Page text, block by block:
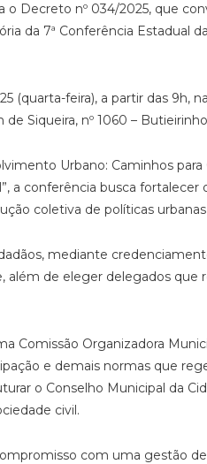
Decreto nº 034/2025, que
da 7ª Conferência Estadual
(quarta-feira), a partir das 9h,
Siqueira, nº 1060 –
Urbano: Caminhos para
a conferência busca
coletiva de políticas
mediante
além de eleger delegados que
Comissão Organizadora
e demais normas que
o Conselho Municipal da
civil.
com uma gestão